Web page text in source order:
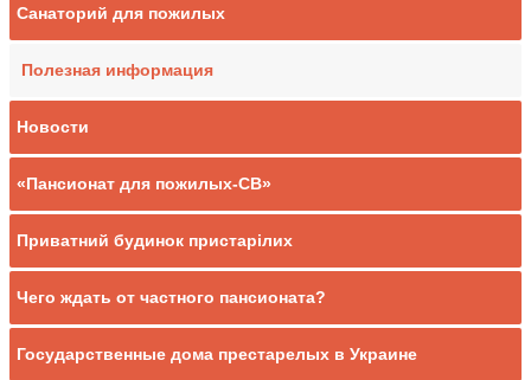
Санаторий для пожилых
Полезная информация
Новости
«Пансионат для пожилых-СВ»
Приватний будинок пристарілих
Чего ждать от частного пансионата?
Государственные дома престарелых в Украине